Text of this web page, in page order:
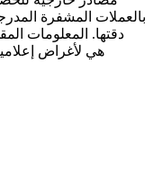
بالعملات المشفرة
دقتها. المعلومات
هي لأغراض